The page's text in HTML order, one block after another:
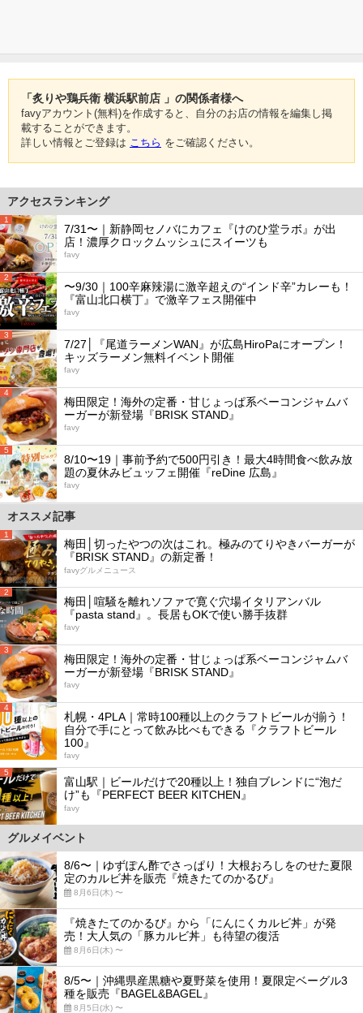
「炙りや鶏兵衛 横浜駅前店 」の関係者様へ
favyアカウント(無料)を作成すると、自分のお店の情報を編集し掲
載することができます。
詳しい情報とご登録は こちら をご確認ください。
アクセスランキング
1
7/31〜｜新静岡セノバにカフェ『けのひ堂ラボ』が出
店！濃厚クロックムッシュにスイーツも
favy
2
〜9/30｜100辛麻辣湯に激辛超えの“インド辛”カレーも！
『富山北口横丁』で激辛フェス開催中
favy
3
7/27│『尾道ラーメンWAN』が広島HiroPaにオープン！
キッズラーメン無料イベント開催
favy
4
梅田限定！海外の定番・甘じょっぱ系ベーコンジャムバ
ーガーが新登場『BRISK STAND』
favy
5
8/10〜19｜事前予約で500円引き！最大4時間食べ飲み放
題の夏休みビュッフェ開催『reDine 広島』
favy
オススメ記事
1
梅田│切ったやつの次はこれ。極みのてりやきバーガーが
『BRISK STAND』の新定番！
favyグルメニュース
2
梅田│喧騒を離れソファで寛ぐ穴場イタリアンバル
『pasta stand』。長居もOKで使い勝手抜群
favy
3
梅田限定！海外の定番・甘じょっぱ系ベーコンジャムバ
ーガーが新登場『BRISK STAND』
favy
4
札幌・4PLA｜常時100種以上のクラフトビールが揃う！
自分で手にとって飲み比べもできる『クラフトビール
100』
favy
5
富山駅｜ビールだけで20種以上！独自ブレンドに“泡だ
け”も『PERFECT BEER KITCHEN』
favy
グルメイベント
8/6〜｜ゆずぽん酢でさっぱり！大根おろしをのせた夏限
定のカルビ丼を販売『焼きたてのかるび』
8月6日(木) 〜
『焼きたてのかるび』から「にんにくカルビ丼」が発
売！大人気の「豚カルビ丼」も待望の復活
8月6日(木) 〜
8/5〜｜沖縄県産黒糖や夏野菜を使用！夏限定ベーグル3
種を販売『BAGEL&BAGEL』
8月5日(水) 〜